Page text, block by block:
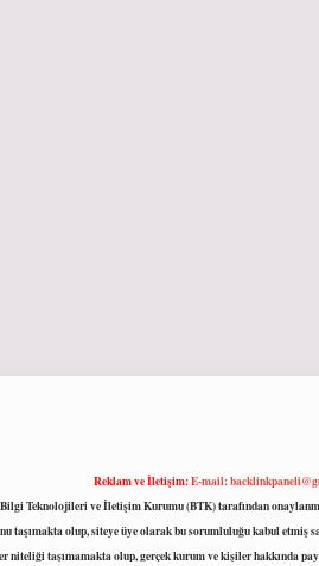
Reklam ve İletişim:E-mail:
Teknolojileri ve İletişim Kurumu (BTK) tarafından
olup, siteye üye olarak bu sorumluluğu kabul etmiş
niteliği taşımamakta olup, gerçek kurum ve kişiler hakkında